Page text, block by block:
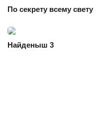
По секрету всему свету
Найденыш 3